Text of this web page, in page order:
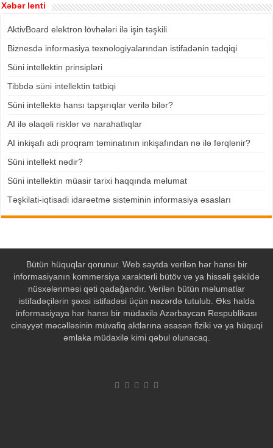
Xəbər lenti
AktivBoard elektron lövhələri ilə işin təşkili
Biznesdə informasiya texnologiyalarından istifadənin tədqiqi
Süni intellektin prinsipləri
Tibbdə süni intellektin tətbiqi
Süni intellektə hansı tapşırıqlar verilə bilər?
AI ilə əlaqəli risklər və narahatlıqlar
AI inkişafı adi proqram təminatının inkişafından nə ilə fərqlənir?
Süni intellekt nədir?
Süni intellektin müasir tarixi haqqında məlumat
Təşkilati-iqtisadi idarəetmə sisteminin informasiya əsasları
Bütün hüquqlar qorunur. Web saytda verilən hər hansı bir
informasiyanın kommersiya xarakterli bütöv və ya hissəli şəkildə
nüsxələnməsi qəti qadağandır. Verilən bütün məlumatlar
istifadəçilərin şəxsi istifadəsi üçün nəzərdə tutulub. Əks halda
informasiyaya hər hansı bir müdaxilə Azərbaycan Respublikası
cinayyət məcəlləsinin müvafiq aktlarına əsasən fiziki və ya hüquqi
əmlaka müdaxilə kimi qəbul olunacaq.